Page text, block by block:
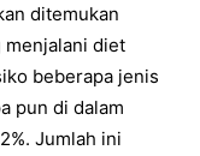
ditemukan
menjalani diet
beberapa jenis
pun di dalam
Jumlah ini